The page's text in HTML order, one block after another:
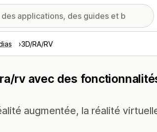
3D/RA/RV
rv avec des
augmentée, la réalité